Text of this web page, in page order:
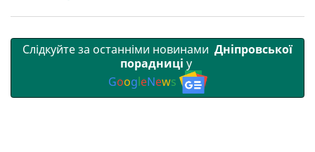
Слідкуйте за останніми новинами Дніпровської
порадниці у
GoogleNews